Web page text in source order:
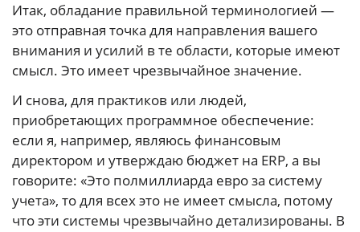
Итак, обладание правильной терминологией —
это отправная точка для направления вашего
внимания и усилий в те области, которые имеют
смысл. Это имеет чрезвычайное значение.
И снова, для практиков или людей,
приобретающих программное обеспечение:
если я, например, являюсь финансовым
директором и утверждаю бюджет на ERP, а вы
говорите: «Это полмиллиарда евро за систему
учета», то для всех это не имеет смысла, потому
что эти системы чрезвычайно детализированы. В